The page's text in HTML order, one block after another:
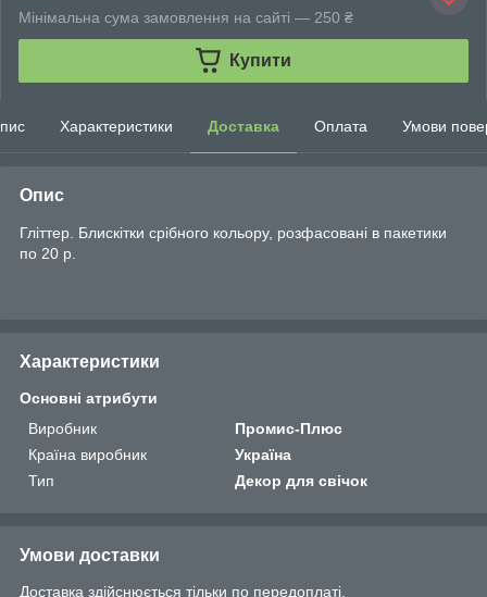
Мінімальна сума замовлення на сайті — 250 ₴
Купити
Характеристики Доставка Оплата Умови
Опис
Гліттер. Блискітки срібного кольору, розфасовані в пакетики
по 20 р.
Характеристики
Основні атрибути
Виробник
Промис-Плюс
Країна виробник
Україна
Тип
Декор для свічок
Умови доставки
Доставка здійснюється тільки по передоплаті.